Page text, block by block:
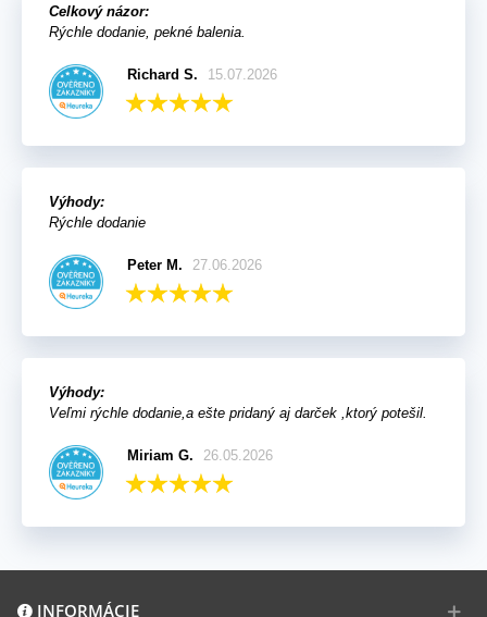
Celkový názor:
Rýchle dodanie, pekné balenia.
Richard S. 15.07.2026
Výhody:
Rýchle dodanie
Peter M. 27.06.2026
Výhody:
Veľmi rýchle dodanie,a ešte pridaný aj darček ,ktorý potešil.
Miriam G. 26.05.2026
INFORMÁCIE